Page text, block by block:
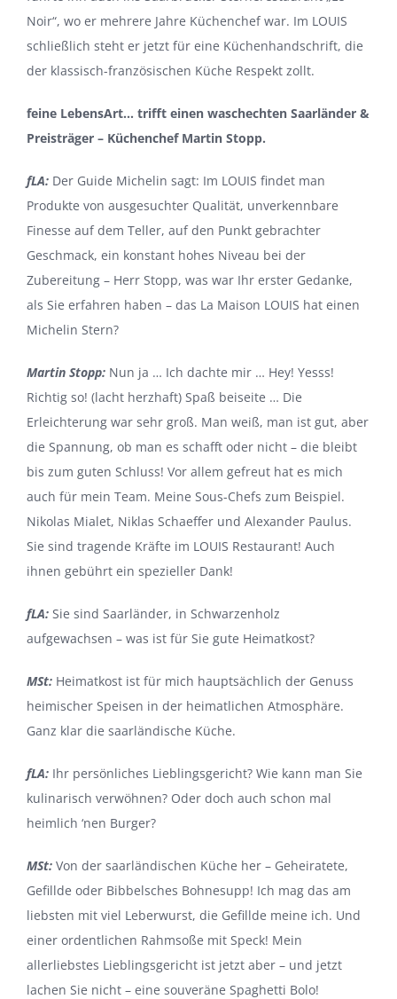
Noir“, wo er mehrere Jahre Küchenchef war. Im LOUIS
schließlich steht er jetzt für eine Küchenhandschrift, die
der klassisch-französischen Küche Respekt zollt.
feine LebensArt… trifft einen waschechten Saarländer &
Preisträger – Küchenchef Martin Stopp.
fLA: Der Guide Michelin sagt: Im LOUIS findet man
Produkte von ausgesuchter Qualität, unverkennbare
Finesse auf dem Teller, auf den Punkt gebrachter
Geschmack, ein konstant hohes Niveau bei der
Zubereitung – Herr Stopp, was war Ihr erster Gedanke,
als Sie erfahren haben – das La Maison LOUIS hat einen
Michelin Stern?
Martin Stopp: Nun ja … Ich dachte mir … Hey! Yesss!
Richtig so! (lacht herzhaft) Spaß beiseite … Die
Erleichterung war sehr groß. Man weiß, man ist gut, aber
die Spannung, ob man es schafft oder nicht – die bleibt
bis zum guten Schluss! Vor allem gefreut hat es mich
auch für mein Team. Meine Sous-Chefs zum Beispiel.
Nikolas Mialet, Niklas Schaeffer und Alexander Paulus.
Sie sind tragende Kräfte im LOUIS Restaurant! Auch
ihnen gebührt ein spezieller Dank!
fLA: Sie sind Saarländer, in Schwarzenholz
aufgewachsen – was ist für Sie gute Heimatkost?
MSt: Heimatkost ist für mich hauptsächlich der Genuss
heimischer Speisen in der heimatlichen Atmosphäre.
Ganz klar die saarländische Küche.
fLA: Ihr persönliches Lieblingsgericht? Wie kann man Sie
kulinarisch verwöhnen? Oder doch auch schon mal
heimlich ‘nen Burger?
MSt: Von der saarländischen Küche her – Geheiratete,
Gefillde oder Bibbelsches Bohnesupp! Ich mag das am
liebsten mit viel Leberwurst, die Gefillde meine ich. Und
einer ordentlichen Rahmsoße mit Speck! Mein
allerliebstes Lieblingsgericht ist jetzt aber – und jetzt
lachen Sie nicht – eine souveräne Spaghetti Bolo!